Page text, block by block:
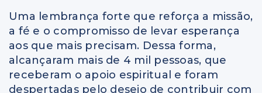
Uma lembrança forte que reforça a missão,
a fé e o compromisso de levar esperança
aos que mais precisam. Dessa forma,
alcançaram mais de 4 mil pessoas, que
receberam o apoio espiritual e foram
despertadas pelo desejo de contribuir com